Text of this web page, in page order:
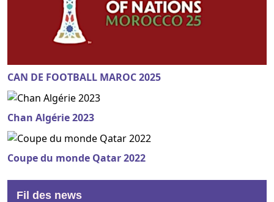
CAN DE FOOTBALL MAROC 2025
Chan Algérie 2023
Coupe du monde Qatar 2022
Fil des news